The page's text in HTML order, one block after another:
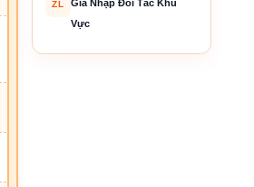
ZL
Gia Nhập Đối Tác Khu
Vực